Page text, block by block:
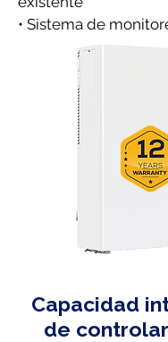
• Sistema de
Capacidad
de